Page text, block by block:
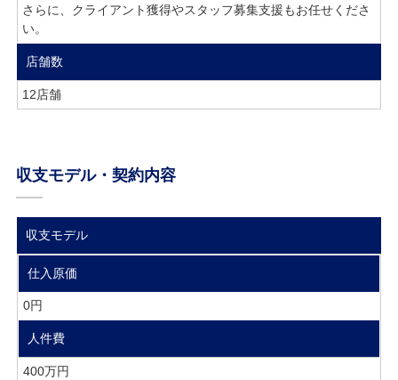
さらに、クライアント獲得やスタッフ募集支援もお任せくださ
い。
店舗数
12店舗
収支モデル・契約内容
収支モデル
仕入原価
0円
人件費
400万円